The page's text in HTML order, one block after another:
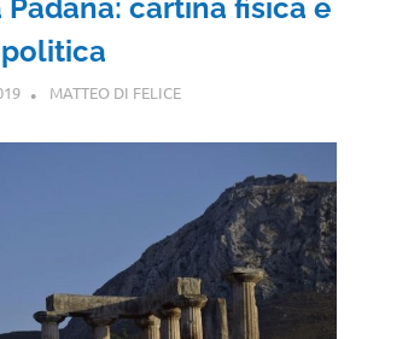
Padana: cartina fisica e
MATTEO DI FELICE